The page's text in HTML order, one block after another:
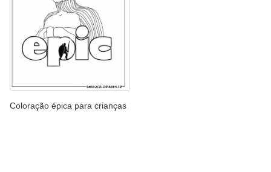
Coloração épica para crianças